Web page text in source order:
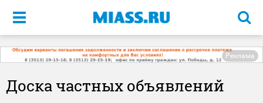
Меню
Реклама
Доска частных объявлений